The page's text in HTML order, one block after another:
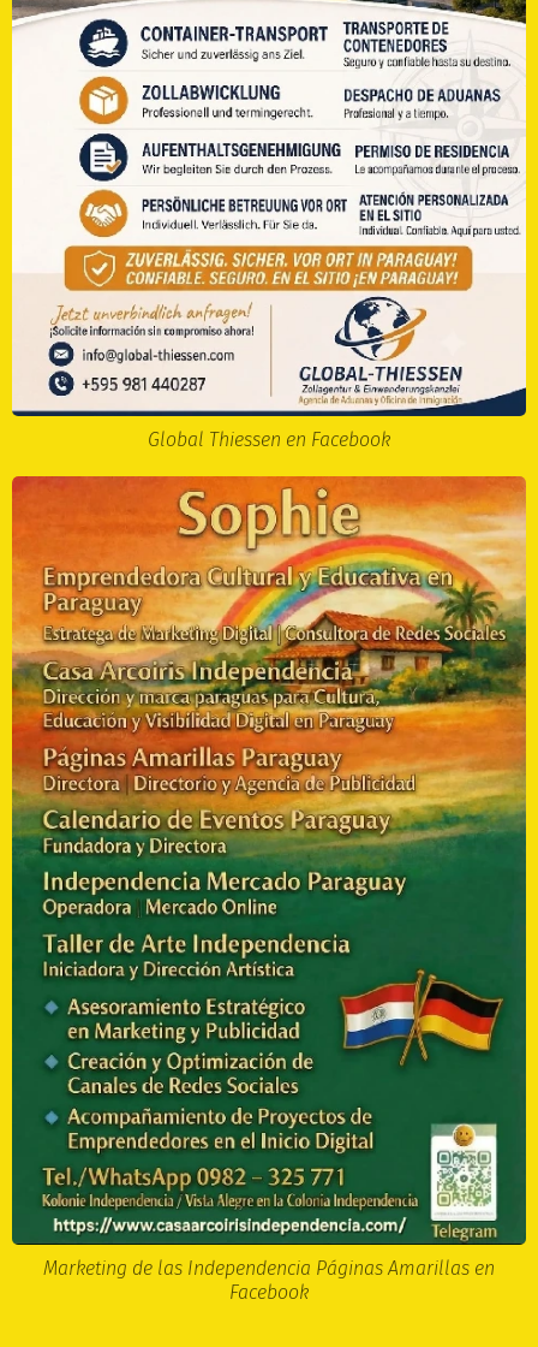
Global Thiessen en Facebook
Marketing de las Independencia Páginas Amarillas en
Facebook